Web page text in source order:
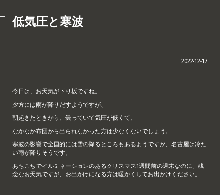
低気圧と寒波
2022-12-17
今日は、お天気が下り坂ですね。
夕方には雨が降りだすようですが、
朝起きたときから、曇っていて気圧が低くて、
なかなか布団から出られなかった方は少なくないでしょう。
寒波の影響で全国的には雪の降るところもあるようですが、名古屋は冷た
い雨が降りそうです。
あちこちでイルミネーションのあるクリスマス1週間前の週末なのに、残
念なお天気ですが、お出かけになる方は暖かくしてお出かけください。